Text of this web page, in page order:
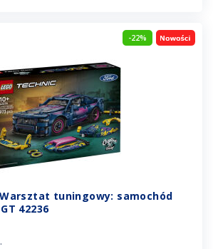
-22%
Warsztat tuningowy: samochód
42236